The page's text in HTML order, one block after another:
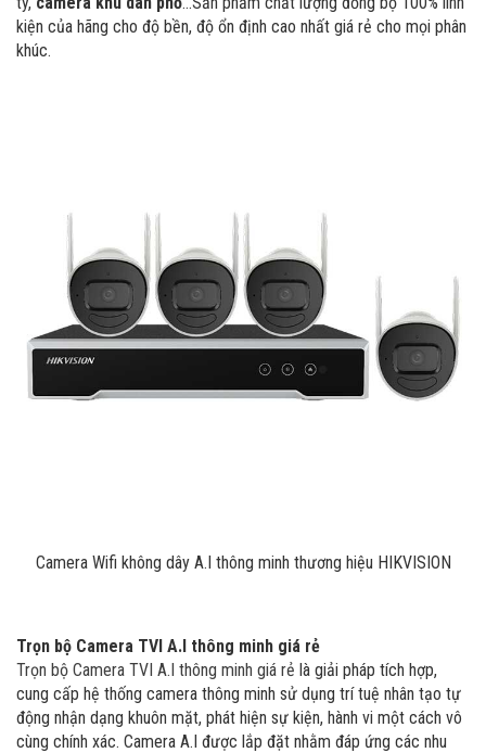
kiện của hãng cho độ bền, độ ổn định cao nhất giá rẻ cho mọi phân
khúc.
Camera Wifi không dây A.I thông minh thương hiệu HIKVISION
Trọn bộ Camera TVI A.I thông minh giá rẻ
Trọn bộ Camera TVI A.I thông minh giá rẻ là giải pháp tích hợp,
cung cấp hệ thống camera thông minh sử dụng trí tuệ nhân tạo tự
động nhận dạng khuôn mặt, phát hiện sự kiện, hành vi một cách vô
cùng chính xác. Camera A.I được lắp đặt nhằm đáp ứng các nhu